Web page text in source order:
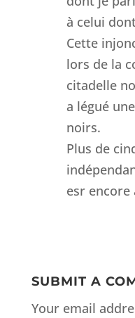
à celui
Cette
lors de la
citadelle
a légué
noirs.
Plus de
esr encore
SUBMIT A
Your email